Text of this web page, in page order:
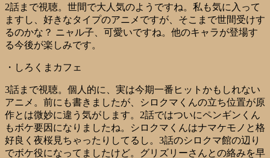
2話まで視聴。世間で大人気のようですね。私も気に入って
ますし、好きなタイプのアニメですが、そこまで世間受けす
るのかな？ ニャル子、可愛いですね。他のキャラが登場す
る今後が楽しみです。
・ しろくまカフェ
3話まで視聴。個人的に、実は今期一番ヒットかもしれない
アニメ。前にも書きましたが、シロクマくんの立ち位置が原
作とは微妙に違う気がします。2話ではついにペンギンくん
もボケ要因になりましたね。シロクマくんはナマケモノと格
好良く夜桜見ちゃったりしてるし。3話のシロクマ館の辺り
でボケ役になってましたけど。グリズリーさんとの絡みを早